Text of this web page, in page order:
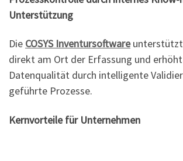
Unterstützung
Die COSYS Inventursoftware
direkt am Ort der Erfassung und
Datenqualität durch intelligente
geführte Prozesse.
Kernvorteile für Unternehmen